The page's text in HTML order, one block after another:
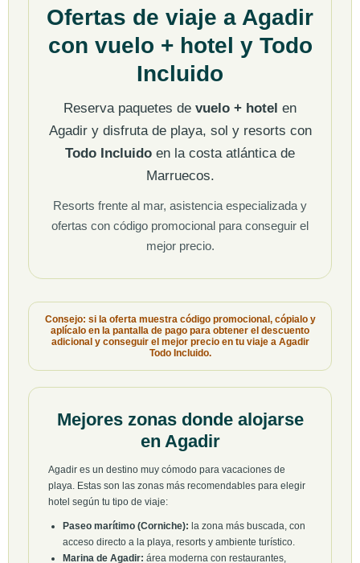
Ofertas de viaje a Agadir
con vuelo + hotel y Todo
Incluido
Reserva paquetes de vuelo + hotel en
Agadir y disfruta de playa, sol y resorts con
Todo Incluido en la costa atlántica de
Marruecos.
Resorts frente al mar, asistencia especializada y
ofertas con código promocional para conseguir el
mejor precio.
Consejo: si la oferta muestra código promocional, cópialo y
aplícalo en la pantalla de pago para obtener el descuento
adicional y conseguir el mejor precio en tu viaje a Agadir
Todo Incluido.
Mejores zonas donde alojarse
en Agadir
Agadir es un destino muy cómodo para vacaciones de
playa. Estas son las zonas más recomendables para elegir
hotel según tu tipo de viaje:
Paseo marítimo (Corniche): la zona más buscada, con
acceso directo a la playa, resorts y ambiente turístico.
Marina de Agadir: área moderna con restaurantes,